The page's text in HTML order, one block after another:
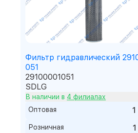
Фильтр гидравлический
051
29100001051
SDLG
В наличии в 4 филиалах
Оптовая
Розничная